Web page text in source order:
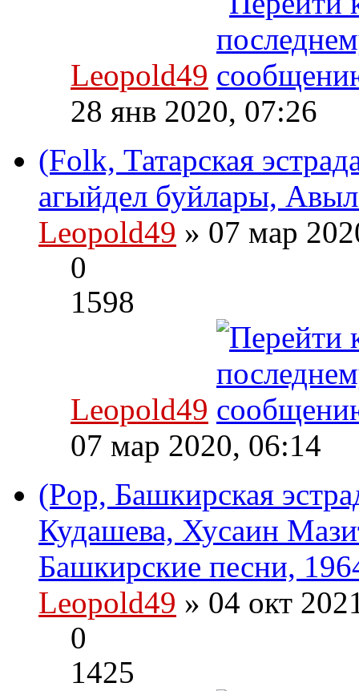
Leopold49
28 янв 2020, 07:26
(Folk, Татарская
агыйдел буйлары,
Leopold49 » 07 мар
0
1598
Leopold49
07 мар 2020, 06:14
(Pop, Башкирская
Кудашева, Хусаин
Башкирские песни,
Leopold49 » 04 окт
0
1425